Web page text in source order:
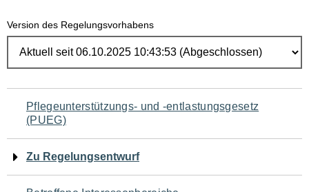
Version des Regelungsvorhabens
Navigation
für
den
Pflegeunterstützungs- und -entlastungsgesetz
(PUEG)
Zu Regelungsentwurf